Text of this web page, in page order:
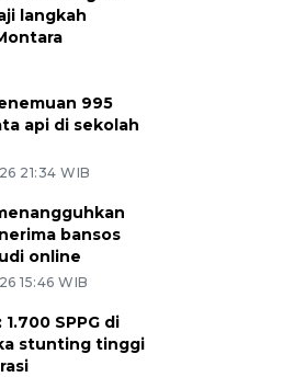
langkah
995
api di sekolah
21:34 WIB
bansos
online
15:46 WIB
1.700 SPPG di
stunting tinggi